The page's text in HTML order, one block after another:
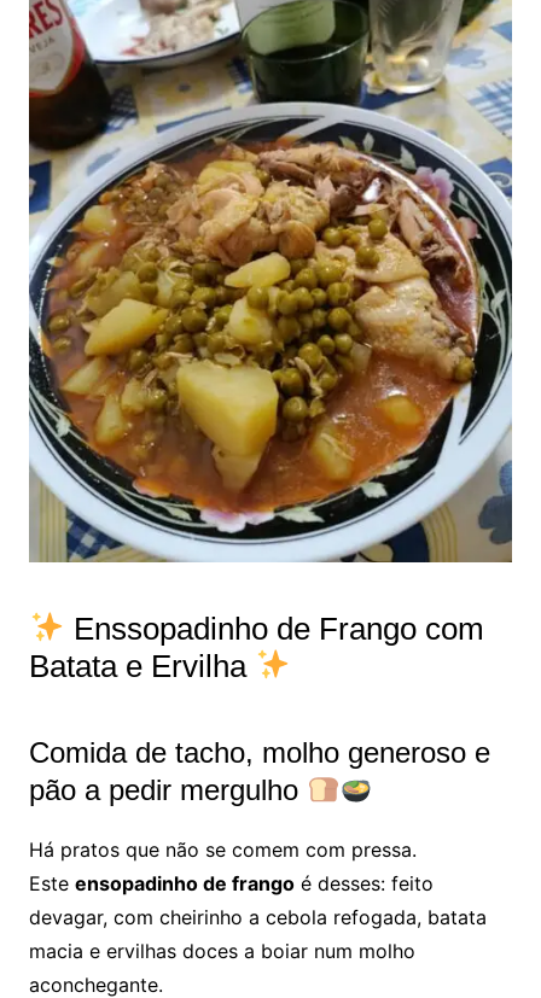
Enssopadinho de Frango com
Batata e Ervilha
Comida de tacho, molho generoso e
pão a pedir mergulho
Há pratos que não se comem com pressa.
Este ensopadinho de frangoé desses: feito
devagar, com cheirinho a cebola refogada, batata
macia e ervilhas doces a boiar num molho
aconchegante.